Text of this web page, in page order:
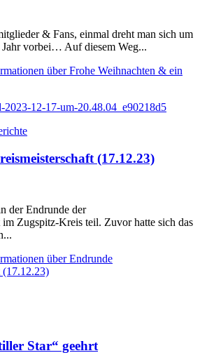
& Fans, einmal dreht man sich um
vorbei… Auf diesem Weg...
über Frohe Weihnachten & ein
(17.12.23)
der Endrunde der
Zugspitz-Kreis teil. Zuvor hatte sich das
über Endrunde
(17.12.23)
Star“ geehrt